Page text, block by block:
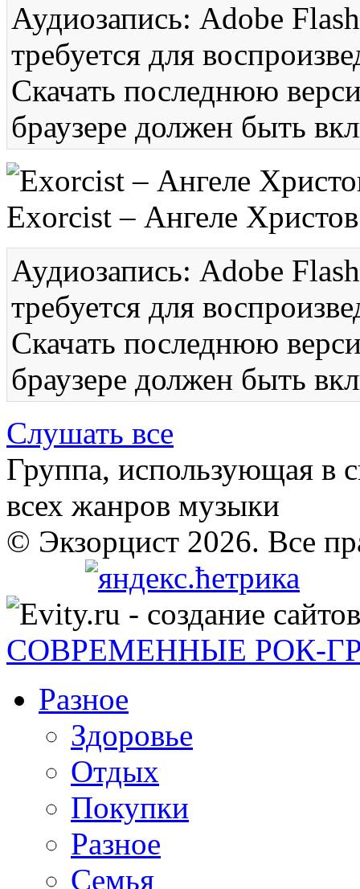
Аудиозапись: Adobe
требуется для
Скачать последнюю
браузере должен быть
Exorcist – Ангеле Христов
Аудиозапись: Adobe
требуется для
Скачать последнюю
браузере должен быть
Слушать все
Группа, использующая в
всех жанров музыки
© Экзорцист 2026. Все
СОВРЕМЕННЫЕ РОК-
Разное
Здоровье
Отдых
Покупки
Разное
Семья